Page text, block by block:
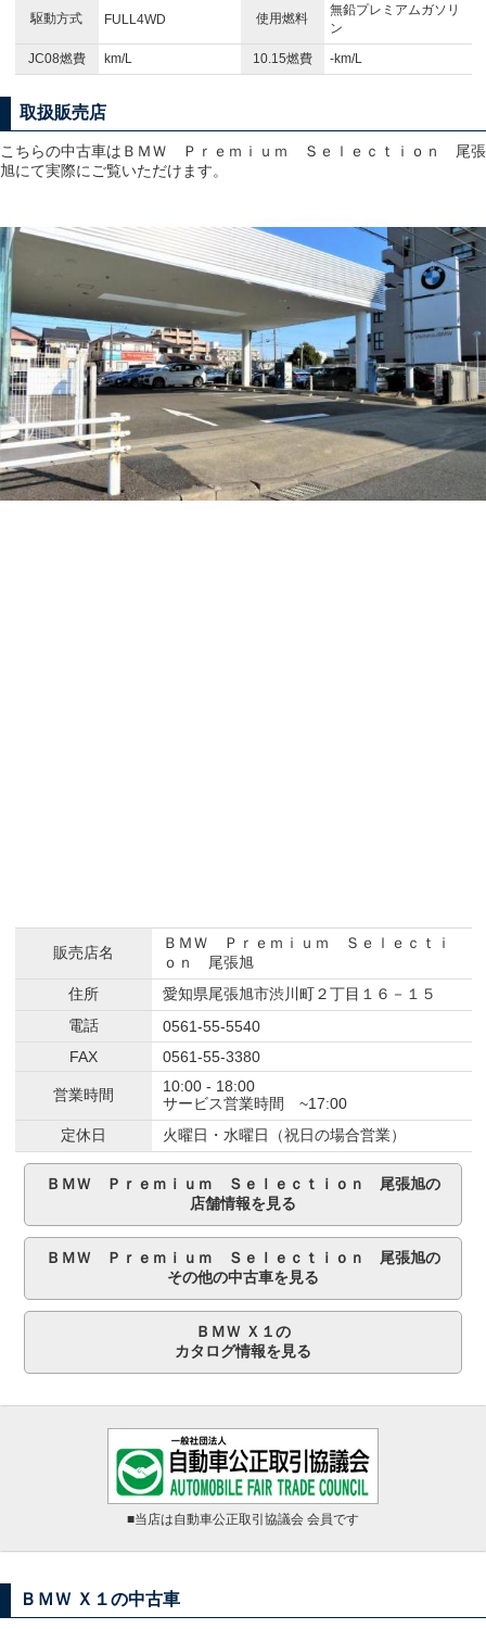
駆動方式 FULL4WD 使用燃料
無鉛プレミアムガソリ
ン
JC08燃費
km/L 10.15燃費 -km/L
取扱販売店
こちらの中古車はＢＭＷ Ｐｒｅｍｉｕｍ Ｓｅｌｅｃｔｉｏｎ 尾張
旭にて実際にご覧いただけます。
販売店名
ＢＭＷ Ｐｒｅｍｉｕｍ Ｓｅｌｅｃｔｉ
ｏｎ 尾張旭
住所
愛知県尾張旭市渋川町２丁目１６－１５
電話
0561-55-5540
FAX
0561-55-3380
営業時間
10:00 - 18:00
サービス営業時間 ~17:00
定休日
火曜日・水曜日（祝日の場合営業）
ＢＭＷ Ｐｒｅｍｉｕｍ Ｓｅｌｅｃｔｉｏｎ 尾張旭の
店舗情報を見る
ＢＭＷ Ｐｒｅｍｉｕｍ Ｓｅｌｅｃｔｉｏｎ 尾張旭の
その他の中古車を見る
ＢＭＷ Ｘ１の
カタログ情報を見る
■当店は自動車公正取引協議会 会員です
ＢＭＷ Ｘ１の中古車